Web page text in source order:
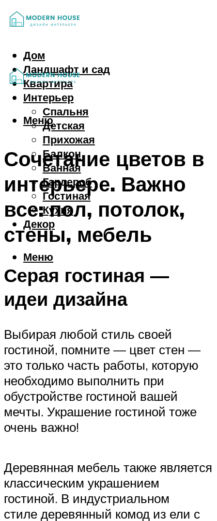
Дом
Ландшафт и сад
Квартира
Интерьер
Спальня
Детская
Прихожая
Балкон
Ванная
Гардероб
Гостиная
Кухня
Декор
Меню
Меню
Сочетание цветов в
интерьере. Важно
все: пол, потолок,
стены, мебель
Серая гостиная —
идеи дизайна
Выбирая любой стиль своей
гостиной, помните — цвет стен —
это только часть работы, которую
необходимо выполнить при
обустройстве гостиной вашей
мечты. Украшение гостиной тоже
очень важно!
Деревянная мебель также является
классическим украшением
гостиной. В индустриальном
стиле деревянный комод из ели с